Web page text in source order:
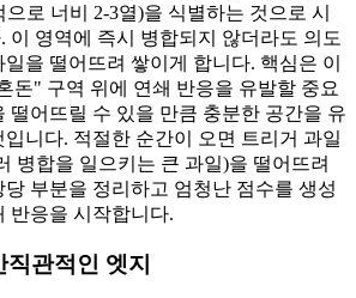
으로 너비 2-3열)을 식별하는 것으로 시
이 영역에 즉시 병합되지 않더라도 의도
일을 떨어뜨려 쌓이게 합니다. 핵심은 이
돈" 구역 위에 연쇄 반응을 유발할 중요
떨어뜨릴 수 있을 만큼 충분한 공간을 유
입니다. 적절한 순간이 오면 트리거 과일
병합을 일으키는 큰 과일)을 떨어뜨려
당 부분을 정리하고 엄청난 점수를 생성
반응을 시작합니다.
관적인 엣지